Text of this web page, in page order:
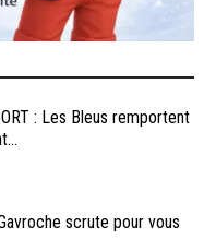
: Les Bleus remportent
scrute pour vous